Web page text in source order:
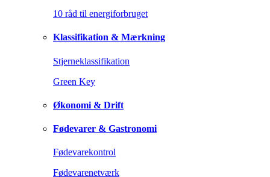
10 råd til energiforbruget
Klassifikation & Mærkning
Stjerneklassifikation
Green Key
Økonomi & Drift
Fødevarer & Gastronomi
Fødevarekontrol
Fødevarenetværk